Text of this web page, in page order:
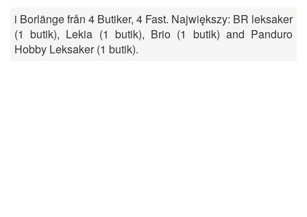
i Borlänge från 4 Butiker, 4 Fast. Największy: BR leksaker
(1 butik), Lekia (1 butik), Brio (1 butik) and Panduro
Hobby Leksaker (1 butik).